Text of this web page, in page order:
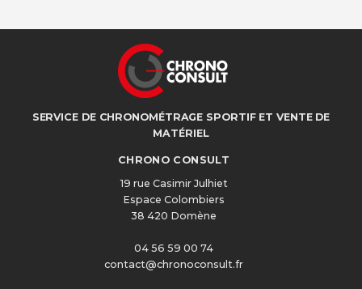
SERVICE DE CHRONOMÉTRAGE SPORTIF ET VENTE DE
MATÉRIEL
CHRONO CONSULT
19 rue Casimir Julhiet
Espace Colombiers
38 420 Domène
04 56 59 00 74
contact@chronoconsult.fr